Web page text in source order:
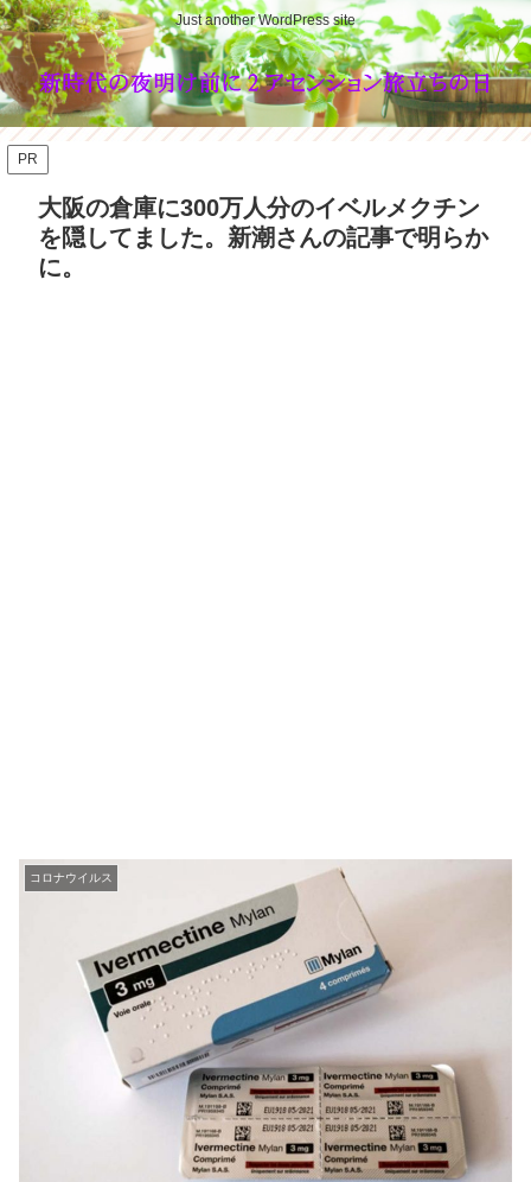
Just another WordPress site
PR
大阪の倉庫に300万人分のイベルメクチン
を隠してました。新潮さんの記事で明らか
に。
コロナウイルス